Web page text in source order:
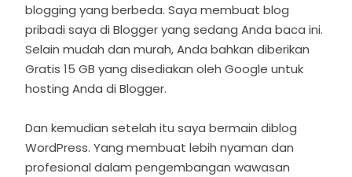
blogging yang berbeda. Saya membuat blog
pribadi saya di Blogger yang sedang Anda baca ini.
Selain mudah dan murah, Anda bahkan diberikan
Gratis 15 GB yang disediakan oleh Google untuk
hosting Anda di Blogger.
Dan kemudian setelah itu saya bermain diblog
WordPress. Yang membuat lebih nyaman dan
profesional dalam pengembangan wawasan